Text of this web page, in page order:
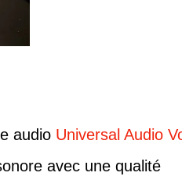
audio Universal Audio
avec une qualité